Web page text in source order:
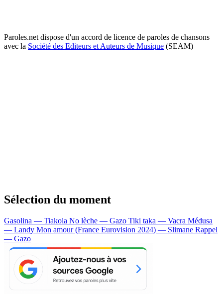
Paroles.net dispose d'un accord de licence de paroles de chansons
avec la Société des Editeurs et Auteurs de Musique (SEAM)
Sélection du moment
Gasolina — Tiakola No lèche — Gazo Tiki taka — Vacra Médusa
— Landy Mon amour (France Eurovision 2024) — Slimane Rappel
— Gazo